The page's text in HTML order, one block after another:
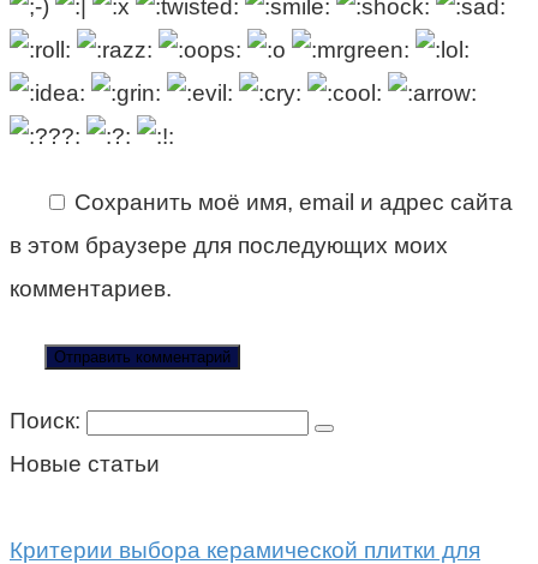
Сохранить моё имя, email и адрес сайта
в этом браузере для последующих моих
комментариев.
Поиск:
Новые статьи
Критерии выбора керамической плитки для